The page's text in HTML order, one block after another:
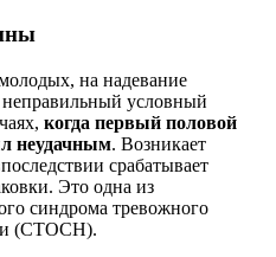
на надевание
неправильный условный
когда первый половой
неудачным. Возникает
срабатывает
Это одна из
синдрома тревожного
(СТОСН).